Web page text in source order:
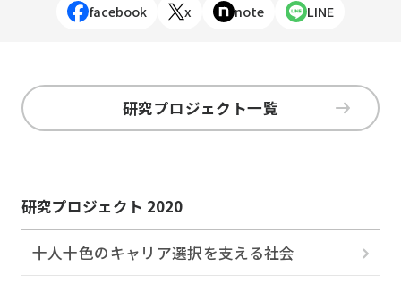
facebook x note LINE
研究プロジェクト一覧
研究プロジェクト 2020
十人十色のキャリア選択を支える社会